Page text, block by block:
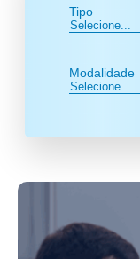
Tipo
Modalidade